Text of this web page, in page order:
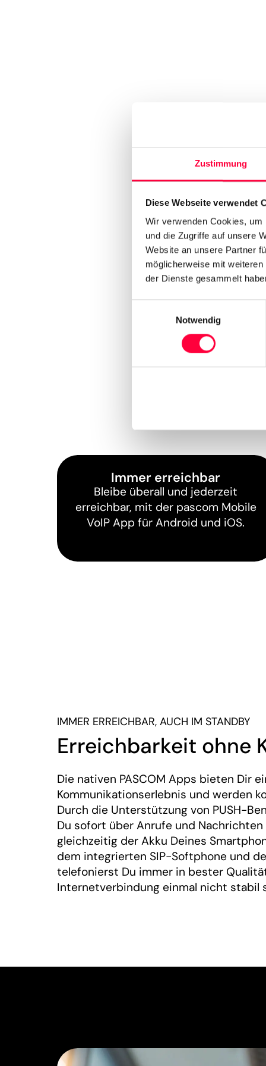
Zustimmung
Diese Webseite verwendet
Wir verwenden Cookies,
und die Zugriffe auf unsere
Website an unsere Partner
möglicherweise mit
der Dienste gesammelt
Notwendig
Immer erreichbar
Bleibe überall und jederzeit
erreichbar, mit der pascom Mobile
VoIP App für Android und iOS.
IMMER ERREICHBAR, AUCH IM STANDBY
Erreichbarkeit ohne
Die nativen PASCOM Apps bieten Dir
Kommunikationserlebnis und werden
Durch die Unterstützung von PUSH-
Du sofort über Anrufe und
gleichzeitig der Akku Deines
dem integrierten SIP-Softphone und
telefonierst Du immer in bester
Internetverbindung einmal nicht stabil